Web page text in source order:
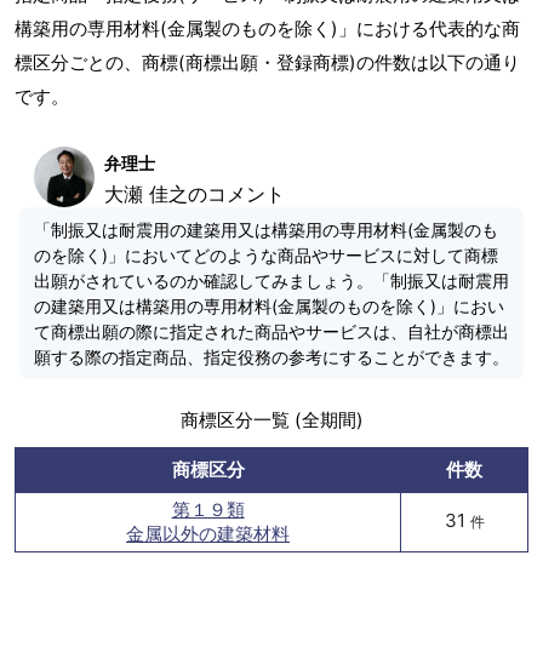
構築用の専用材料(金属製のものを除く)」における代表的な商
標区分ごとの、商標(商標出願・登録商標)の件数は以下の通り
です。
弁理士
大瀬 佳之のコメント
「制振又は耐震用の建築用又は構築用の専用材料(金属製のも
のを除く)」においてどのような商品やサービスに対して商標
出願がされているのか確認してみましょう。「制振又は耐震用
の建築用又は構築用の専用材料(金属製のものを除く)」におい
て商標出願の際に指定された商品やサービスは、自社が商標出
願する際の指定商品、指定役務の参考にすることができます。
商標区分一覧 (全期間)
商標区分
件数
第１９類
金属以外の建築材料
31 件